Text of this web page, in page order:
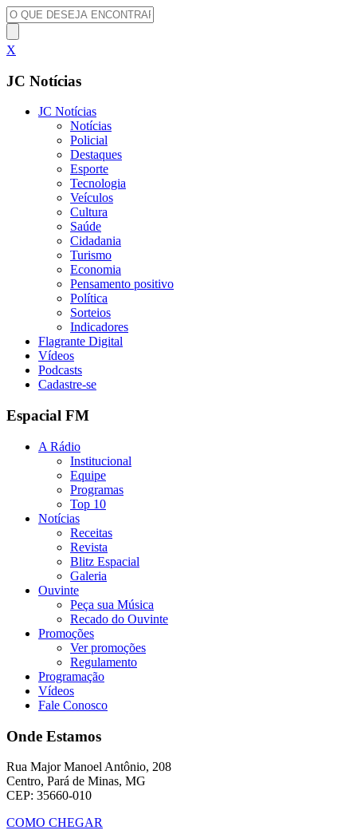
X
JC Notícias
JC Notícias
Notícias
Policial
Destaques
Esporte
Tecnologia
Veículos
Cultura
Saúde
Cidadania
Turismo
Economia
Pensamento positivo
Política
Sorteios
Indicadores
Flagrante Digital
Vídeos
Podcasts
Cadastre-se
Espacial FM
A Rádio
Institucional
Equipe
Programas
Top 10
Notícias
Receitas
Revista
Blitz Espacial
Galeria
Ouvinte
Peça sua Música
Recado do Ouvinte
Promoções
Ver promoções
Regulamento
Programação
Vídeos
Fale Conosco
Onde Estamos
Rua Major Manoel Antônio, 208
Centro, Pará de Minas, MG
CEP: 35660-010
COMO CHEGAR